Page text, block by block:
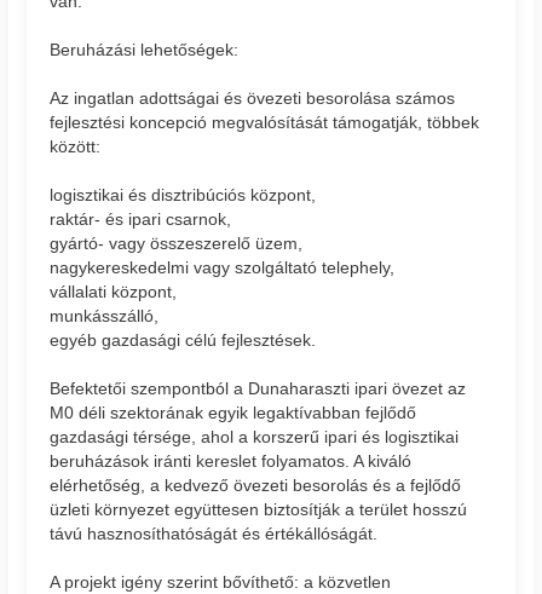
Beruházási lehetőségek:
Az ingatlan adottságai és övezeti besorolása számos
fejlesztési koncepció megvalósítását támogatják, többek
között:
logisztikai és disztribúciós központ,
raktár- és ipari csarnok,
gyártó- vagy összeszerelő üzem,
nagykereskedelmi vagy szolgáltató telephely,
vállalati központ,
munkásszálló,
egyéb gazdasági célú fejlesztések.
Befektetői szempontból a Dunaharaszti ipari övezet az
M0 déli szektorának egyik legaktívabban fejlődő
gazdasági térsége, ahol a korszerű ipari és logisztikai
beruházások iránti kereslet folyamatos. A kiváló
elérhetőség, a kedvező övezeti besorolás és a fejlődő
üzleti környezet együttesen biztosítják a terület hosszú
távú hasznosíthatóságát és értékállóságát.
A projekt igény szerint bővíthető: a közvetlen